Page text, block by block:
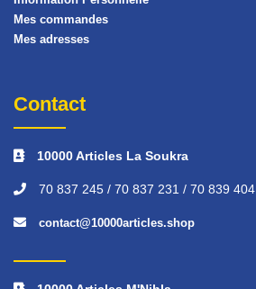
Mes commandes
Mes adresses
Contact
10000 Articles La Soukra
70 837 245 / 70 837 231 / 70 839 404
contact@10000articles.shop